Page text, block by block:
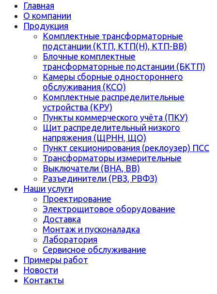
Главная
О компании
Продукция
Комплектные трансформаторные
подстанции (КТП, КТП(Н), КТП-ВВ)
Блочные комплектные
трансформаторные подстанции (БКТП)
Камеры сборные одностороннего
обслуживания (КСО)
Комплектные распределительные
устройства (КРУ)
Пункты коммерческого учёта (ПКУ)
Щит распределительный низкого
напряжения (ЩРНН, ЩО)
Пункт секционирования (реклоузер) ПСС
Трансформаторы измерительные
Выключатели (ВНА, ВВ)
Разъединители (РВЗ, РВФЗ)
Наши услуги
Проектирование
Электрощитовое оборудование
Доставка
Монтаж и пусконаладка
Лаборатория
Сервисное обслуживание
Примеры работ
Новости
Контакты